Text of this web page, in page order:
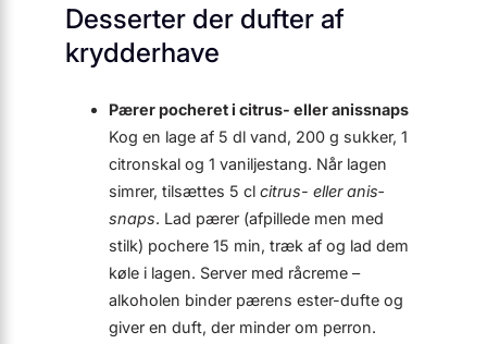
Desserter der dufter af
krydderhave
Pærer pocheret i citrus- eller anis­snaps
Kog en lage af 5 dl vand, 200 g sukker, 1
citronskal og 1 vaniljestang. Når lagen
simrer, tilsættes 5 cl citrus- eller anis­
snaps. Lad pærer (afpillede men med
stilk) pochere 15 min, træk af og lad dem
køle i lagen. Server med råcreme –
alkoholen binder pærens ester-dufte og
giver en duft, der minder om perron.